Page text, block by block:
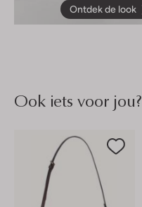
Ontdek de look
Ook iets voor jou?